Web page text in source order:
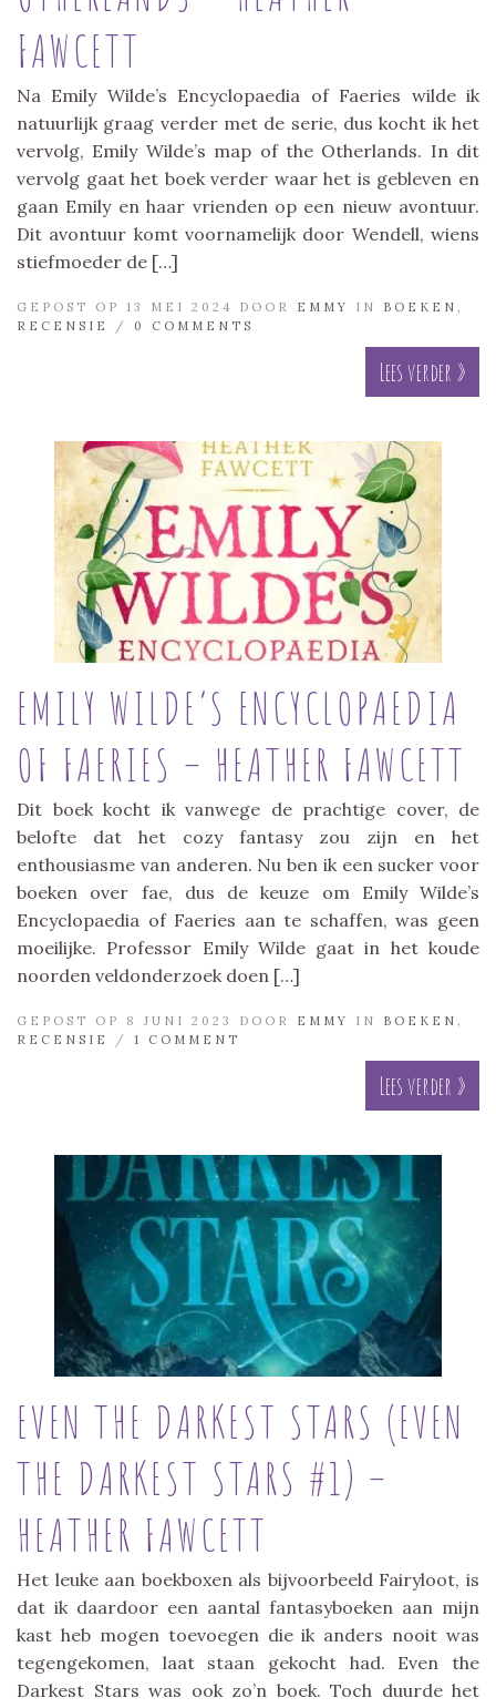
FAWCETT
Na Emily Wilde’s Encyclopaedia of Faeries wilde ik
natuurlijk graag verder met de serie, dus kocht ik het
vervolg, Emily Wilde’s map of the Otherlands. In dit
vervolg gaat het boek verder waar het is gebleven en
gaan Emily en haar vrienden op een nieuw avontuur.
Dit avontuur komt voornamelijk door Wendell, wiens
stiefmoeder de […]
GEPOST OP 13 MEI 2024 DOOR EMMY IN BOEKEN
RECENSIE
/ 0 COMMENTS
Lees verder »
EMILY WILDE’S ENCYCLOPAEDIA
OF FAERIES – HEATHER FAWCETT
Dit boek kocht ik vanwege de prachtige cover, de
belofte dat het cozy fantasy zou zijn en het
enthousiasme van anderen. Nu ben ik een sucker voor
boeken over fae, dus de keuze om Emily Wilde’s
Encyclopaedia of Faeries aan te schaffen, was geen
moeilijke. Professor Emily Wilde gaat in het koude
noorden veldonderzoek doen […]
GEPOST OP 8 JUNI 2023 DOOR EMMY IN BOEKEN
RECENSIE
/ 1 COMMENT
Lees verder »
EVEN THE DARKEST STARS (EVEN
THE DARKEST STARS #1) –
HEATHER FAWCETT
Het leuke aan boekboxen als bijvoorbeeld Fairyloot, is
dat ik daardoor een aantal fantasyboeken aan mijn
kast heb mogen toevoegen die ik anders nooit was
tegengekomen, laat staan gekocht had. Even the
Darkest Stars was ook zo’n boek. Toch duurde het